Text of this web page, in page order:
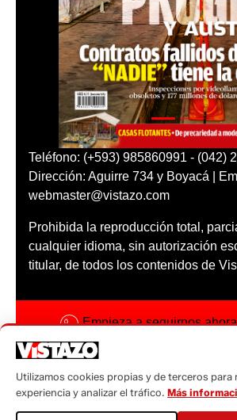
Teléfono: (+593) 985860991 - (042)
Dirección: Aguirre 734 y Boyacá |
webmaster@vistazo.com
Prohibida la reproducción total,
cualquier idioma, sin autorización
titular, de todos los contenidos de
Empieza a seguirnos ahora
Código ética
Sugerencias a:
Utilizamos cookies propias y de terceros para
experiencia y analizar el tráfico. Más